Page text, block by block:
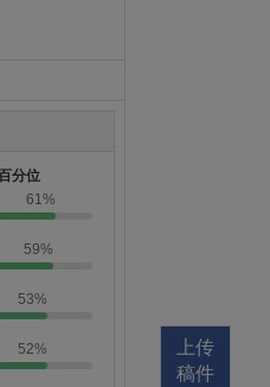
分位
61%
59%
53%
52%
上传
稿件